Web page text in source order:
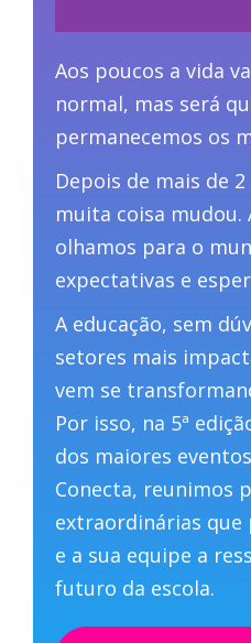
Aos poucos a vida
normal, mas será
permanecemos os
Depois de mais de
muita coisa mudou.
olhamos para o
expectativas e
A educação, sem
setores mais
vem se
Por isso, na 5ª
dos maiores
Conecta, reunimos
extraordinárias que
e a sua equipe a
futuro da escola.